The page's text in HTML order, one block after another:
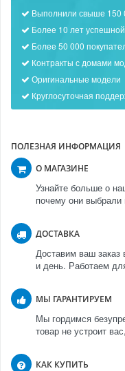
Выполнили свыше 150
Более 10 лет
Более 50 000
Контракты с домами
Оригинальные модели
Круглосуточная
ПОЛЕЗНАЯ ИНФОРМАЦИЯ
О МАГАЗИНЕ
Узнайте больше о
почему они выбрали
ДОСТАВКА
Доставим ваш
и день. Работаем
МЫ ГАРАНТИРУЕМ
Мы гордимся
товар не устроит
КАК КУПИТЬ